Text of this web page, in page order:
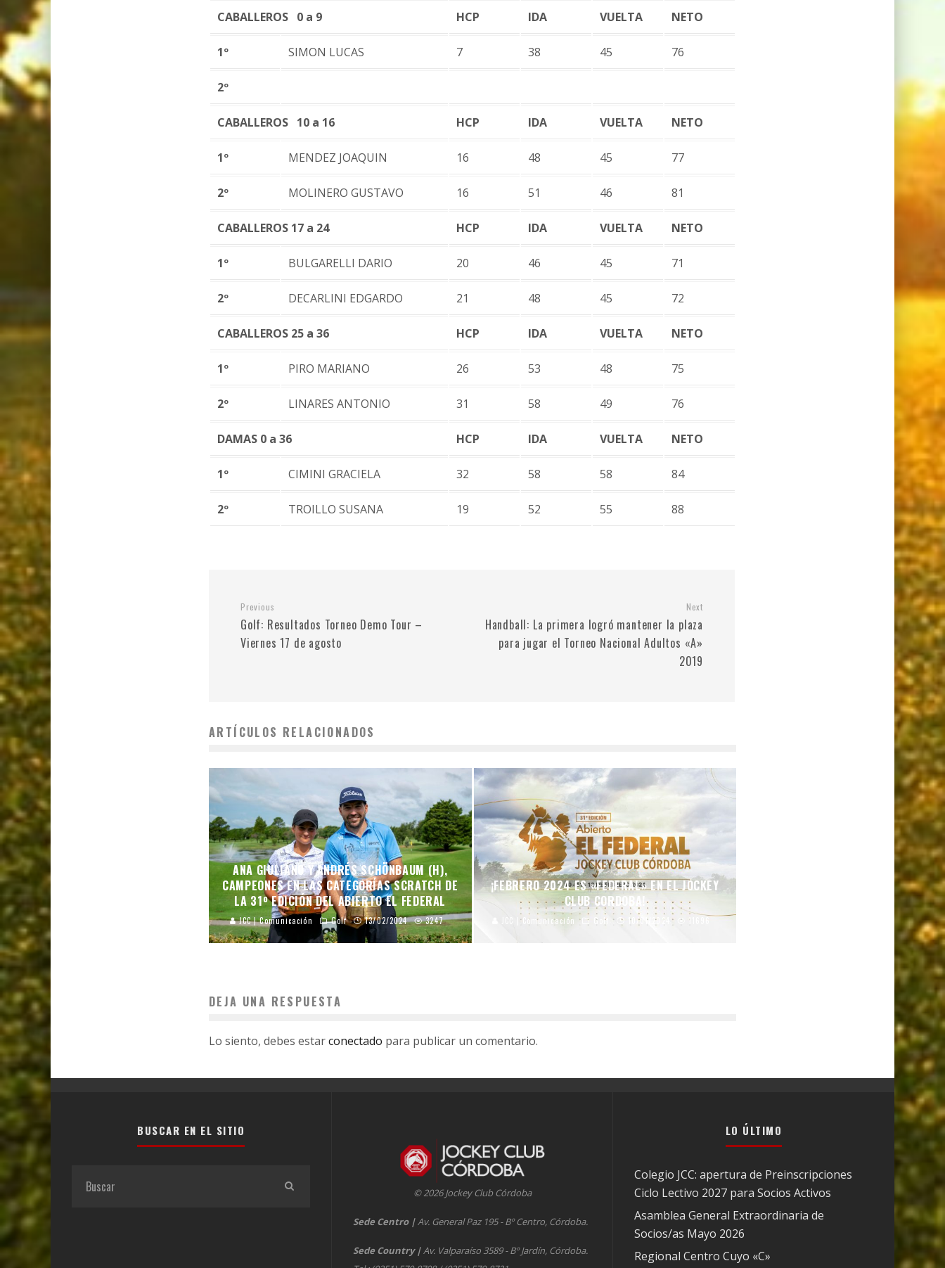
CABALLEROS 0 a 9 HCP IDA VUELTA NETO
1º SIMON LUCAS 7 38 45 76
2º
CABALLEROS 10 a 16 HCP IDA VUELTA NETO
1º MENDEZ JOAQUIN 16 48 45 77
2º MOLINERO GUSTAVO 16 51 46 81
CABALLEROS 17 a 24 HCP IDA VUELTA NETO
1º BULGARELLI DARIO 20 46 45 71
2º DECARLINI EDGARDO 21 48 45 72
CABALLEROS 25 a 36 HCP IDA VUELTA NETO
1º PIRO MARIANO 26 53 48 75
2º LINARES ANTONIO 31 58 49 76
DAMAS 0 a 36 HCP IDA VUELTA NETO
1º CIMINI GRACIELA 32 58 58 84
2º TROILLO SUSANA 19 52 55 88
Previous
Golf: Resultados Torneo Demo Tour –
Viernes 17 de agosto
Next
Handball: La primera logró mantener la plaza
para jugar el Torneo Nacional Adultos «A»
2019
ARTÍCULOS RELACIONADOS
ANA GIULIANO Y ANDRÉS SCHÖNBAUM (H),
CAMPEONES EN LAS CATEGORÍAS SCRATCH DE
LA 31º EDICIÓN DEL ABIERTO EL FEDERAL
JCC | Comunicación Golf 13/02/2024 3247
¡FEBRERO 2024 ES «FEDERAL» EN EL JOCKEY
CLUB CORDOBA!
JCC | Comunicación Golf 10/01/2024 11696
DEJA UNA RESPUESTA
Lo siento, debes estarconectado para publicar un comentario.
BUSCAR EN EL SITIO
© 2026 Jockey Club Córdoba
Sede Centro |Av. General Paz 195 - Bº Centro, Córdoba.
Sede Country |Av. Valparaíso 3589 - Bº Jardín, Córdoba.
LO ÚLTIMO
Colegio JCC: apertura de Preinscripciones
Ciclo Lectivo 2027 para Socios Activos
Asamblea General Extraordinaria de
Socios/as Mayo 2026
Regional Centro Cuyo «C»